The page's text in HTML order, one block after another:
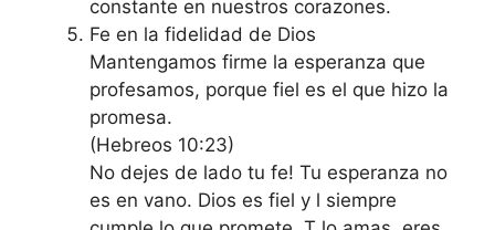
constante en nuestros corazones.
Fe en la fidelidad de Dios
Mantengamos firme la esperanza que
profesamos, porque fiel es el que hizo la
promesa.
(Hebreos 10:23)
No dejes de lado tu fe! Tu esperanza no
es en vano. Dios es fiel y l siempre